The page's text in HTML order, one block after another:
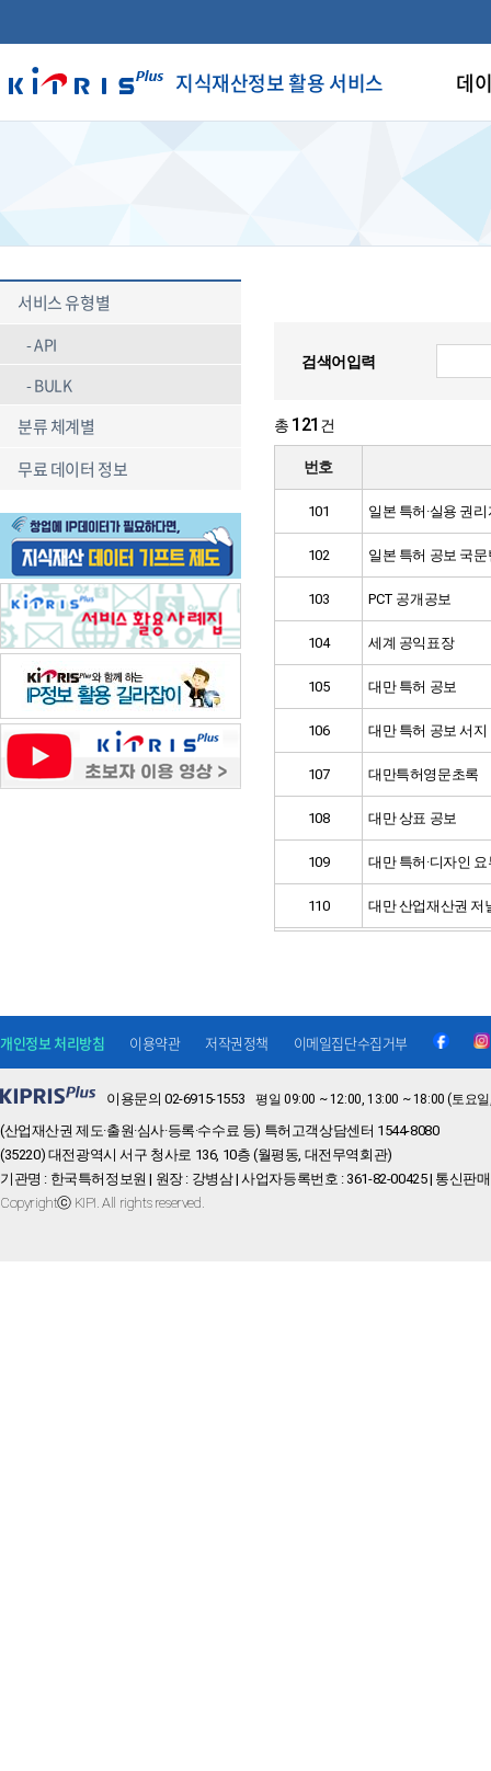
지식재산정보 활용 서비스 데
서비스 유형별
API
BULK
분류 체계별
무료 데이터 정보
검색어입력
총 121 건
번호
101 일본 특허·실용 권
102 일본 특허 공보 국
103 PCT 공개공보
104 세계 공익표장
105 대만 특허 공보
106 대만 특허 공보 서지
107 대만특허영문초록
108 대만 상표 공보
109 대만 특허·디자인
110 대만 산업재산권 저
이용문의 02-6915-1553 평일 09:00 ~ 12:00, 13:00 ~ 18:00 (토요
(산업재산권 제도·출원·심사·등록·수수료 등) 특허고객상담센터 1544-8080
(35220) 대전광역시 서구 청사로 136, 10층 (월평동, 대전무역회관)
기관명 : 한국특허정보원 | 원장 : 강병삼 | 사업자등록번호 : 361-82-00425 | 통신판
Copyrightⓒ KIPI. All rights reserved.
개인정보 처리방침 이용약관 저작권정책 이메일집단수집거부